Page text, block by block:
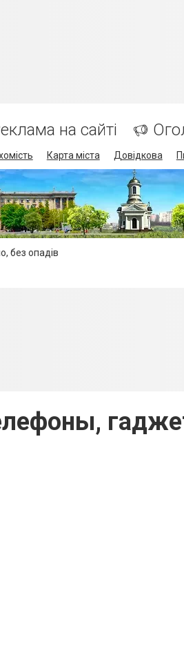
на сайті
Карта міста Довідкова
без опадів